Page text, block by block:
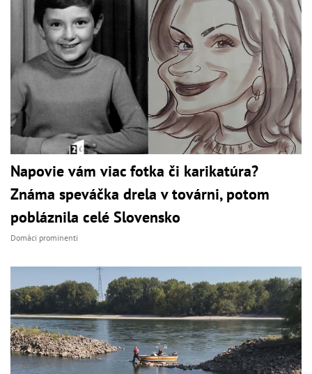
Napovie vám viac fotka či karikatúra?
Známa speváčka drela v továrni, potom
pobláznila celé Slovensko
Domáci prominenti